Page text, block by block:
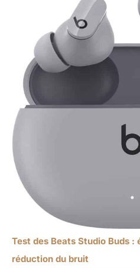
Test des Beats Studio Buds
réduction du bruit